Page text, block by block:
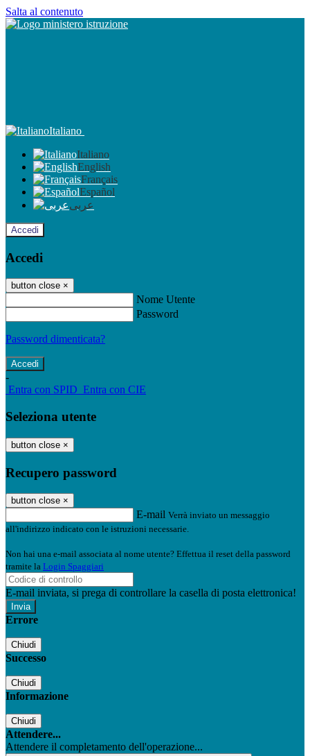
Salta al contenuto
Italiano
Italiano
English
Français
Español
عربى
Accedi
Accedi
button close ×
Nome Utente
Password
Password dimenticata?
-
Entra con SPID Entra con CIE
Seleziona utente
button close ×
Recupero password
button close ×
E-mail Verrà inviato un messaggio
all'indirizzo indicato con le istruzioni necessarie.
Non hai una e-mail associata al nome utente? Effettua il reset della password
tramite la Login Spaggiari
E-mail inviata, si prega di controllare la casella di posta elettronica!
Errore
Chiudi
Successo
Chiudi
Informazione
Chiudi
Attendere...
Attendere il completamento dell'operazione...